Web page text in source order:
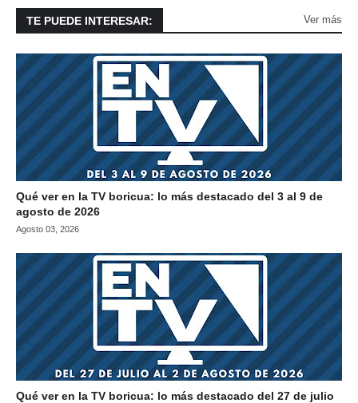
TE PUEDE INTERESAR: Ver más
Qué ver en la TV boricua: lo más destacado del 3 al 9 de
agosto de 2026
Agosto 03, 2026
Qué ver en la TV boricua: lo más destacado del 27 de julio